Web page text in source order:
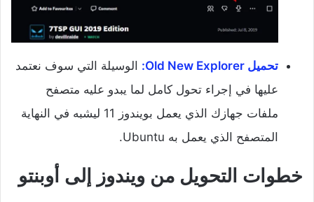
تحميل Old New Explorer:
الوسيلة التي سوف نعتمد
عليها في إجراء تحول كامل لما يبدو عليه متصفح
ملفات جهازك الذي يعمل بويندوز 11 ليشبه في النهاية
المتصفح الذي يعمل به Ubuntu.
خطوات التحويل من ويندوز إلى أوبنتو